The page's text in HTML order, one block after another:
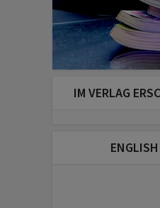
IM VERLAG